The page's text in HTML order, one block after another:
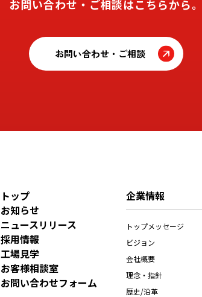
お問い合わせ・ご相談はこちらから。
お問い合わせ・ご相談
トップ
お知らせ
ニュースリリース
採用情報
工場見学
お客様相談室
お問い合わせフォーム
企業情報
トップメッセージ
ビジョン
会社概要
理念・指針
歴史/沿革